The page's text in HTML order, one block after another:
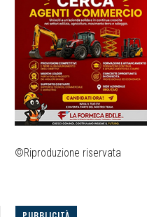
©Riproduzione riservata